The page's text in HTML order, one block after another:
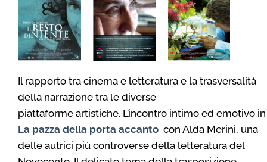
Il rapporto tra cinema e letteratura e la trasversalità
della narrazione tra le diverse
piattaforme artistiche. L’incontro intimo ed emotivo in
La pazza della porta accanto con Alda Merini, una
delle autrici più controverse della letteratura del